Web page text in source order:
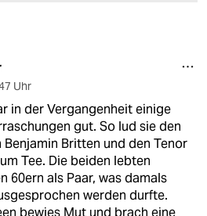
Uhr
in der Vergangenheit einige
gut. So lud sie den
Britten und den Tenor
Tee. Die beiden lebten
60ern als Paar, was damals
werden durfte.
bewies Mut und brach eine